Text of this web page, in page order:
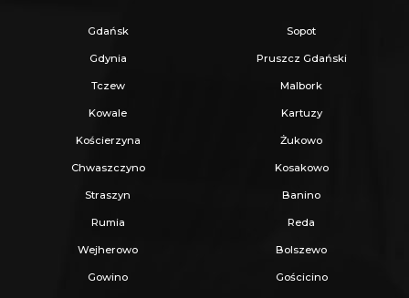
gipsowym,
- izolacjetermiczne, paroizolacyjne i
wiatroizolacyjne,
- elewacja w odcieniach bieli i szarości,
- rynny, parapety zewnętrzne,
- instalacjeelektryczne i hydraulicznew pełni
poprowadzone.
Zastosowano materiały wysokiej jakości,
co zaprocentuje w jakości użytkowania i
Gdańsk Sopot
Gdynia Pruszcz Gdański
Tczew Malbork
Kowale Kartuzy
Kościerzyna Żukowo
Chwaszczyno Kosakowo
Straszyn Banino
Rumia Reda
Wejherowo Bolszewo
Gowino Gościcino